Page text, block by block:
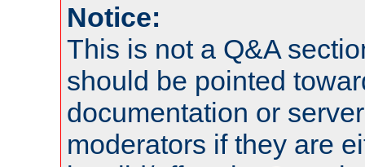
Notice:
This is not a Q&A
should be pointed
documentation or
moderators if they are